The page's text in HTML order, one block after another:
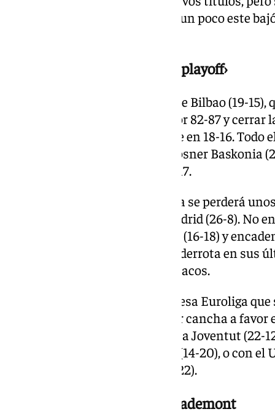
tiempo este verano y remontar un poco este
Surne Bilbao sí estará en el ‹playoff›
En esos ‹playoffs› estará el Surne Bilbao (19-
Laguna Tenerife hasta ganar por 82-87 y
19-15, dejando al propio Tenerife en 18-16.
derrota (92-89) en su visita al Kosner Baskonia
se quedasen con balance de 17-17.
Por tanto, el conjunto de Málaga se perderá
racha malísima el líder Real Madrid (26-8). No
Manresa por 94-87 ante el BAXI (16-18) y
ACB; además, significó la sexta derrota en
su infausta final ante el Olympiacos.
Para intentar lavar heridas por esa Euroliga
Sergio Scariolo tendrán el factor cancha a favor
podrían encontrarse con el Asisa Joventut (22-
82-77 contra el Bàsquet Girona (14-20), o con
por 116-95 al Hiopos Lleida (12-22).
Milagrosa salvación del Casademont